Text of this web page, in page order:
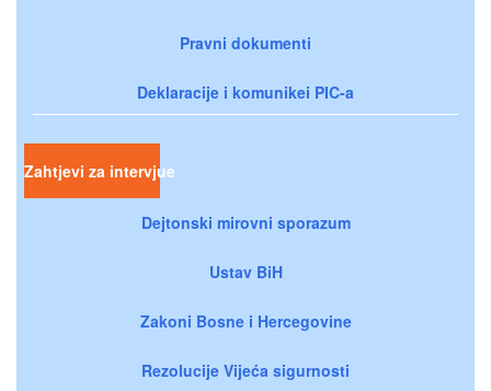
Pravni dokumenti
Deklaracije i komunikei PIC-a
Zahtjevi za intervjue
Dejtonski mirovni sporazum
Ustav BiH
Zakoni Bosne i Hercegovine
Rezolucije Vijeća sigurnosti